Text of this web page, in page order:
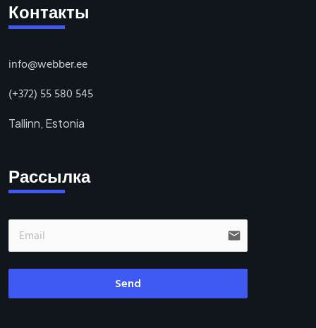
Контакты
info@webber.ee
(+372) 55 580 545
Tallinn, Estonia
Рассылка
email
Send